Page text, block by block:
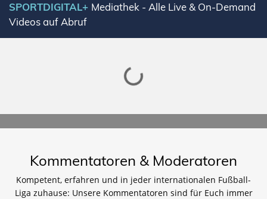
SPORTDIGITAL+ Mediathek - Alle Live & On-Demand
Videos auf Abruf
Lade SPORTDIGITAL+ Mediathek
Kommentatoren & Moderatoren
Kompetent, erfahren und in jeder internationalen Fußball-
Liga zuhause: Unsere Kommentatoren sind für Euch immer